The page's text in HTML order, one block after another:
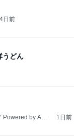
4日前
うどん
by Ame
1日前